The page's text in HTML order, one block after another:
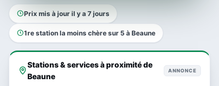
Prix mis à jour il y a 7 jours
1re station la moins chère sur 5 à Beaune
Stations & services à proximité de
Beaune
ANNONCE